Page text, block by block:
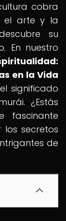
cobra
el arte y la
su
En nuestro
en la Vida
significado
¿Estás
fascinante
los secretos
de